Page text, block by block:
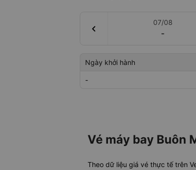
chevron_left
07/08
-
Ngày khởi hành
-
Vé máy bay Buôn
Theo dữ liệu giá vé thực tế trên